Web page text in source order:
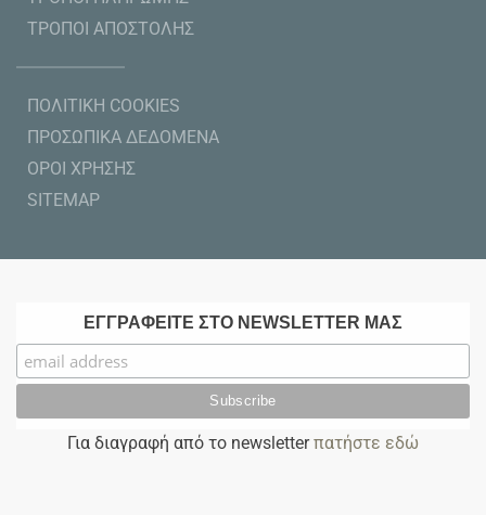
ΤΡΟΠΟΙ ΑΠΟΣΤΟΛΗΣ
ΠΟΛΙΤΙΚΗ COOKIES
ΠΡΟΣΩΠΙΚΑ ΔΕΔΟΜΕΝΑ
ΟΡΟΙ ΧΡΗΣΗΣ
SITEMAP
ΕΓΓΡΑΦΕΙΤΕ ΣΤΟ NEWSLETTER ΜΑΣ
Για διαγραφή από το newsletterπατήστε εδώ